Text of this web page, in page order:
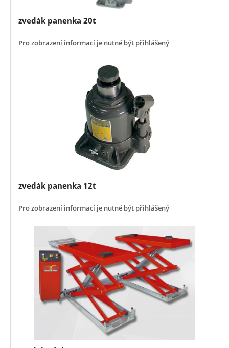
zvedák panenka 20t
Pro zobrazení informací je nutné být přihlášený
zvedák panenka 12t
Pro zobrazení informací je nutné být přihlášený